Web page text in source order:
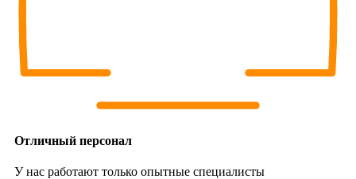
Отличный персонал
У нас работают только опытные специалисты